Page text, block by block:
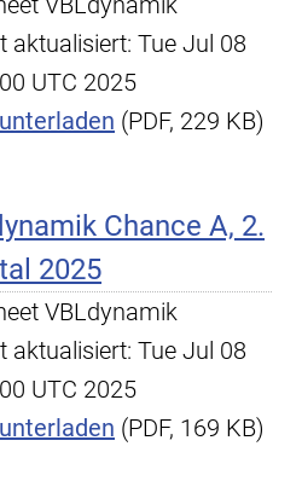
aktualisiert: Tue Jul 08
UTC 2025
(PDF, 229 KB)
Chance A, 2.
2025
VBLdynamik
aktualisiert: Tue Jul 08
UTC 2025
(PDF, 169 KB)